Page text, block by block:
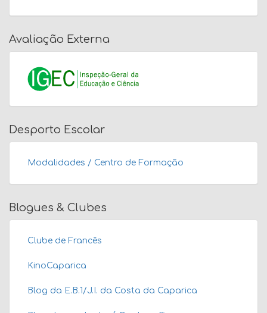
Avaliação Externa
Desporto Escolar
Modalidades / Centro de Formação
Blogues & Clubes
Clube de Francês
KinoCaparica
Blog da E.B.1/J.I. da Costa da Caparica